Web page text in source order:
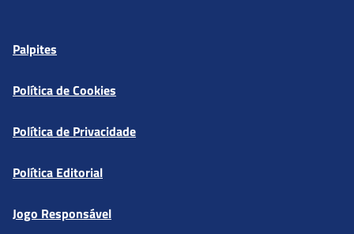
Palpites
Política de Cookies
Política de Privacidade
Política Editorial
Jogo Responsável